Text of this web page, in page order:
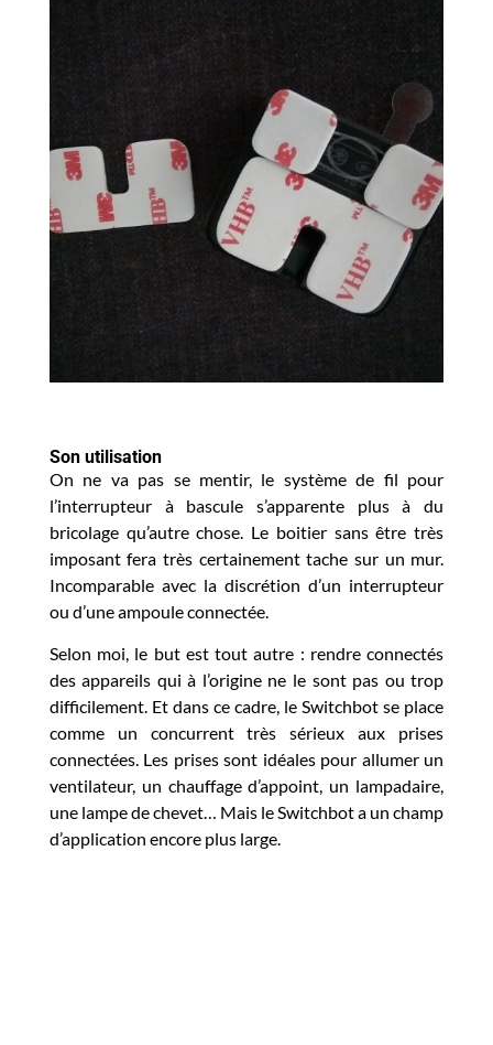
Son utilisation
On ne va pas se mentir, le système de fil pour
l’interrupteur à bascule s’apparente plus à du
bricolage qu’autre chose. Le boitier sans être très
imposant fera très certainement tache sur un mur.
Incomparable avec la discrétion d’un interrupteur
ou d’une ampoule connectée.
Selon moi, le but est tout autre : rendre connectés
des appareils qui à l’origine ne le sont pas ou trop
difficilement. Et dans ce cadre, le Switchbot se place
comme un concurrent très sérieux aux prises
connectées. Les prises sont idéales pour allumer un
ventilateur, un chauffage d’appoint, un lampadaire,
une lampe de chevet… Mais le Switchbot a un champ
d’application encore plus large.